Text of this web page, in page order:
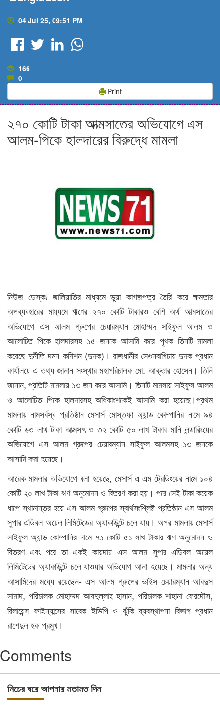
04 Jul 25, 09:51 PM
166
0
Print
২৭০ কোটি টাকা আত্মসাতের অভিযোগে এস
আলম-পিকে হালদারের বিরুদ্ধে মামলা
নিউজ ডেস্কঃ জালিয়াতির মাধ্যমে ভুয়া কাগজপত্র তৈরি করে ক্ষমতার
অপব্যবহারের মাধ্যমে ঋণের ২৭০ কোটি টাকারও বেশি অর্থ আত্মসাতের
অভিযোগে এস আলম গ্রুপের চেয়ারম্যান মোহাম্মদ সাইফুল আলম ও
আলোচিত পিকে হালদারসহ ১৫ জনকে আসামি করে পৃথক তিনটি মামলা
করেছে দুর্নীতি দমন কমিশন (দুদক)। রাজধানীর সেগুনবাগিচায় দুদক প্রধান
কার্যালয়ে এ তথ্য জানান সংস্থার মহাপরিচালক মো. আক্তার হোসেন। তিনি
জানান, প্রতিটি মামলায় ১৩ জন করে আসামি। তিনটি মামলায় সাইফুল আলম
ও আলোচিত পিকে হালদারসহ অধিকাংশকেই আসামি করা হয়েছে।প্রথম
মামলায় নামসর্বস্ব প্রতিষ্ঠান মেসার্স মোস্তফা অ্যান্ড কোম্পানির নামে ৯৪
কোটি ৬৩ লাখ টাকা আত্মসাৎ ও ৩২ কোটি ৫০ লাখ টাকার মানি লন্ডারিংয়ের
অভিযোগে এস আলম গ্রুপের চেয়ারম্যান সাইফুল আলমসহ ১৩ জনকে
আসামি করা হয়েছে।
আরেক মামলার অভিযোগে বলা হয়েছে, মেসার্স এ এম ট্রেডিংয়ের নামে ১০৪
কোটি ২০ লাখ টাকা ঋণ অনুমোদন ও বিতরণ করা হয়। পরে সেই টাকা কয়েক
ধাপে স্থানান্তর হয়ে এস আলম গ্রুপের স্বার্থসংশ্লিষ্ট প্রতিষ্ঠান এস আলম
সুপার এডিবল অয়েল লিমিটেডের অ্যাকাউন্টে চলে যায়। অপর মামলায় মেসার্স
সাইফুল অ্যান্ড কোম্পানির নামে ৭১ কোটি ৫১ লাখ টাকার ঋণ অনুমোদন ও
বিতরণ এবং পরে তা একই কায়দায় এস আলম সুপার এডিবল অয়েল
লিমিটেডের অ্যাকাউন্টে চলে যাওয়ার অভিযোগ আনা হয়েছে। মামলার অন্য
আসামিদের মধ্যে রয়েছেন- এস আলম গ্রুপের ভাইস চেয়ারম্যান আবদুস
সামাদ, পরিচালক মোহাম্মদ আবদুল্লাহ হাসান, পরিচালক শাহানা ফেরদৌস,
রিলায়েন্স ফাইন্যান্সের সাবেক ইভিপি ও ঝুঁকি ব্যবস্থাপনা বিভাগ প্রধান
রাশেদুল হক প্রমুখ।
Comments
নিচের ঘরে আপনার মতামত দিন